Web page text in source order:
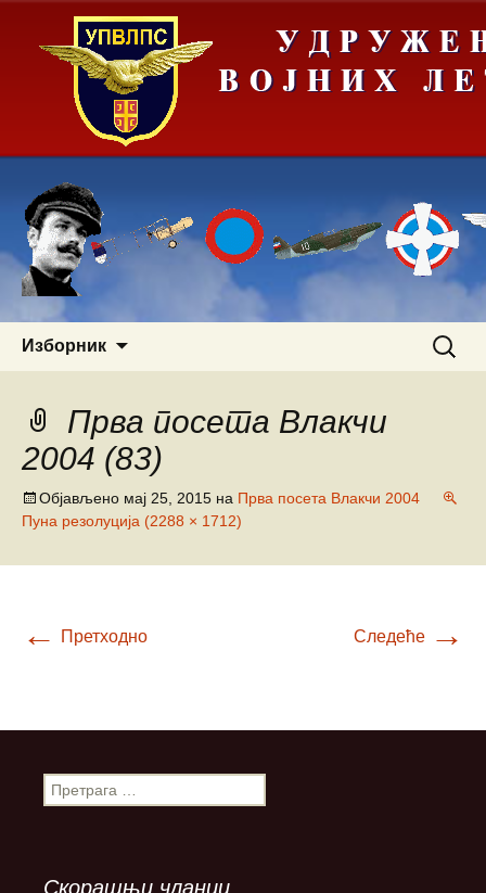
Изборник
Прва посета Влакчи
2004 (83)
Објављено мај 25, 2015 на Прва посета Влакчи 2004
Пуна резолуција (2288 × 1712)
← Претходно Следеће →
П
р
Скорашњи чланци